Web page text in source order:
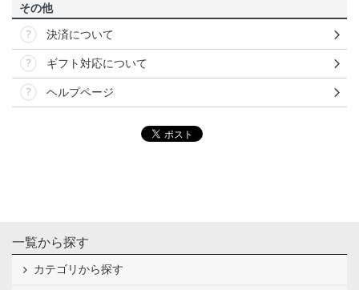
その他
決済について
ギフト対応について
ヘルプページ
一覧から探す
カテゴリから探す